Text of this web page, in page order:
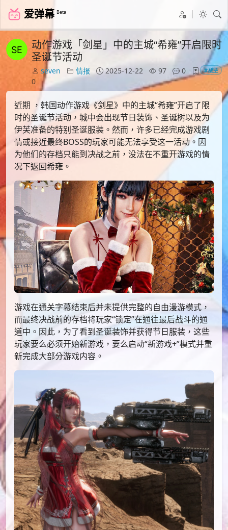
爱弹幕 Beta
动作游戏「剑星」中的主城“希雍”开启限时
圣诞节活动
seven 情报 2025-12-22 97
0
0
#楼主
近期 ，韩国动作游戏《剑星》中的主城“希雍”开启了限
时的圣诞节活动，城中会出现节日装饰、圣诞树以及为
伊芙准备的特别圣诞服装。然而，许多已经完成游戏剧
情或接近最终BOSS的玩家可能无法享受这一活动。因
为他们的存档只能到决战之前，没法在不重开游戏的情
况下返回希雍。
游戏在通关字幕结束后并未提供完整的自由漫游模式，
而最终决战前的存档将玩家“锁定”在通往最后战斗的通
道中。因此，为了看到圣诞装饰并获得节日服装，这些
玩家要么必须开始新游戏，要么启动“新游戏+”模式并重
新完成大部分游戏内容。